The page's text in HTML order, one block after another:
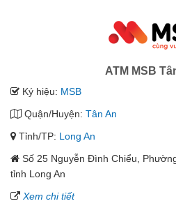
ATM MSB
Ký hiệu: MSB
Quận/Huyện: Tân An
Tỉnh/TP: Long An
Số 25 Nguyễn Đình Chiểu,
tỉnh Long An
Xem chi tiết